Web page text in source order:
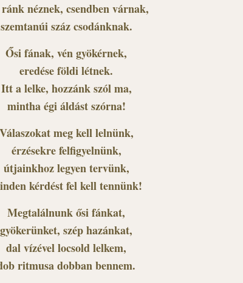
néznek, csendben várnak,
szemtanúi száz csodánknak.
Ősi fának, vén gyökérnek,
eredése földi létnek.
Itt a lelke, hozzánk szól ma,
mintha égi áldást szórna!
meg kell lelnünk,
érzésekre felfigyelnünk,
útjainkhoz legyen tervünk,
kérdést fel kell tennünk!
Megtalálnunk ősi fánkat,
gyökerünket, szép hazánkat,
dal vízével locsold lelkem,
ritmusa dobban bennem.